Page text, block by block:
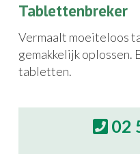
Tablettenbreker
Vermaalt moeiteloos
gemakkelijk oplossen.
tabletten.
02